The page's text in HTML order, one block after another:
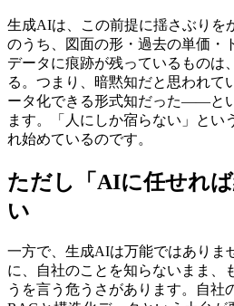
生成AIは、この前提に揺さぶりを
のうち、図面の形・過去の単価・
データに痕跡が残っているものは
る。つまり、暗黙知だと思われて
ータ化できる形式知だった——と
ます。「人にしか宿らない」とい
れ始めているのです。
ただし「AIに任せれ
い
一方で、生成AIは万能ではありま
に、自社のことを知らないまま、
うを言う危うさがあります。自社